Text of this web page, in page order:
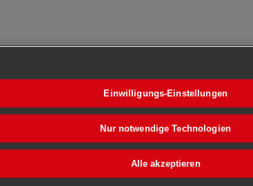
Einwilligungs-Einstellungen
Nur notwendige Technologien
Alle akzeptieren